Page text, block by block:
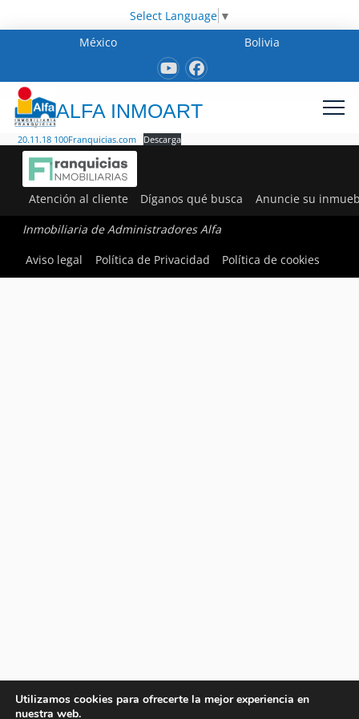
Select Language ▼
México
Bolivia
ALFA INMOART
20.11.18 100Franquicias.com Descarga
Atención al cliente Díganos qué busca Anuncie su
Inmobiliaria de Administradores Alfa
Aviso legal
Política de Privacidad Política de cookies
Utilizamos cookies para ofrecerte la mejor experiencia en
nuestra web.